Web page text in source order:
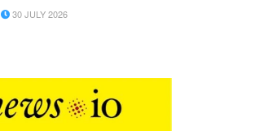
30 JULY 2026